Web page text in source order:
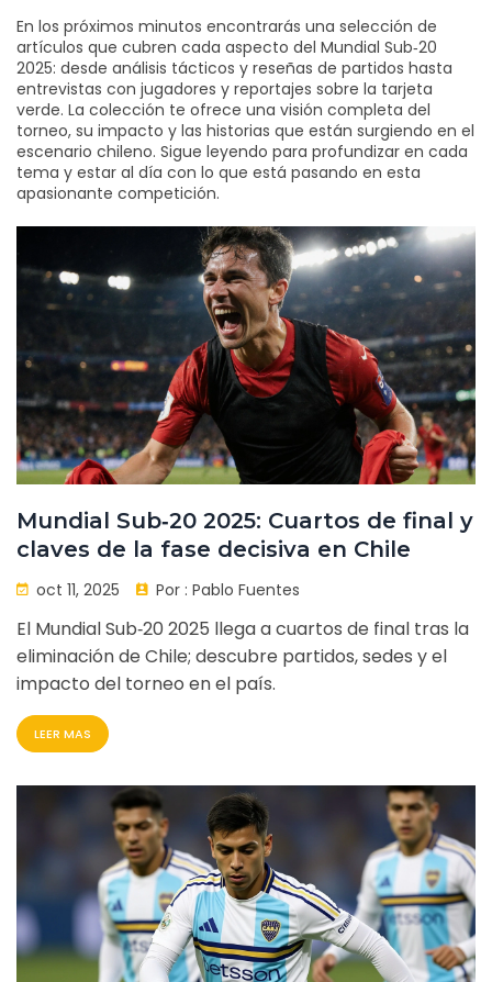
En los próximos minutos encontrarás una selección de
artículos que cubren cada aspecto del Mundial Sub‑20
2025: desde análisis tácticos y reseñas de partidos hasta
entrevistas con jugadores y reportajes sobre la tarjeta
verde. La colección te ofrece una visión completa del
torneo, su impacto y las historias que están surgiendo en el
escenario chileno. Sigue leyendo para profundizar en cada
tema y estar al día con lo que está pasando en esta
apasionante competición.
Mundial Sub‑20 2025: Cuartos de final y
claves de la fase decisiva en Chile
oct 11, 2025 Por : Pablo Fuentes
El Mundial Sub‑20 2025 llega a cuartos de final tras la
eliminación de Chile; descubre partidos, sedes y el
impacto del torneo en el país.
LEER MAS